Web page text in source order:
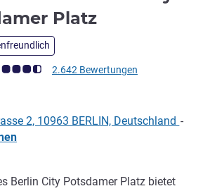
Platz
(Bewertung ALL)
2.642 Bewertungen
2, 10963 BERLIN, Deutschland -
Berlin City Potsdamer Platz bietet